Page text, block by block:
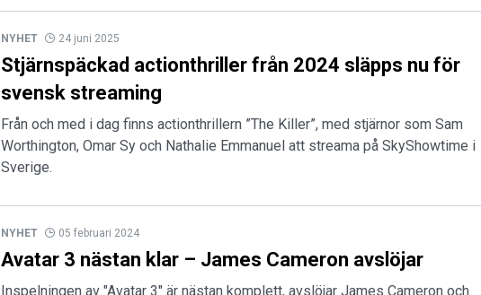
NYHET 24 juni 2025
Stjärnspäckad actionthriller från 2024 släpps nu för
svensk streaming
Från och med i dag finns actionthrillern ”The Killer”, med stjärnor som Sam
Worthington, Omar Sy och Nathalie Emmanuel att streama på SkyShowtime i
Sverige.
NYHET 05 februari 2024
Avatar 3 nästan klar – James Cameron avslöjar
Inspelningen av "Avatar 3" är nästan komplett, avslöjar James Cameron och